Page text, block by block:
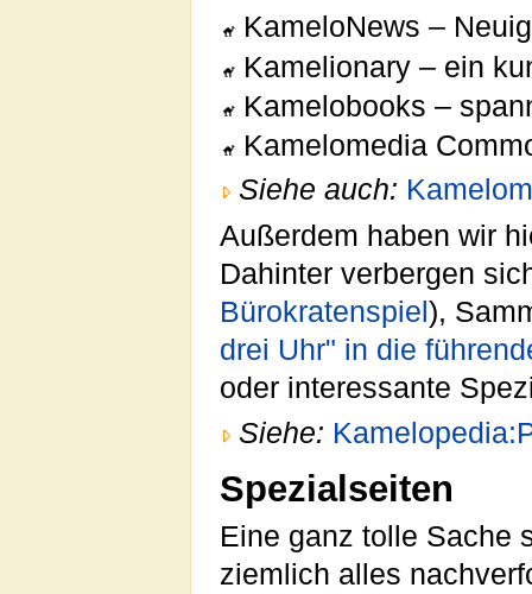
KameloNews –
Kamelionary – ein
Kamelobooks –
Kamelomedia
Siehe auch:
Außerdem haben wir
Dahinter verbergen
Bürokratenspiel),
drei Uhr" in die
oder interessante
Siehe:
Spezialseiten
Eine ganz tolle Sache
ziemlich alles